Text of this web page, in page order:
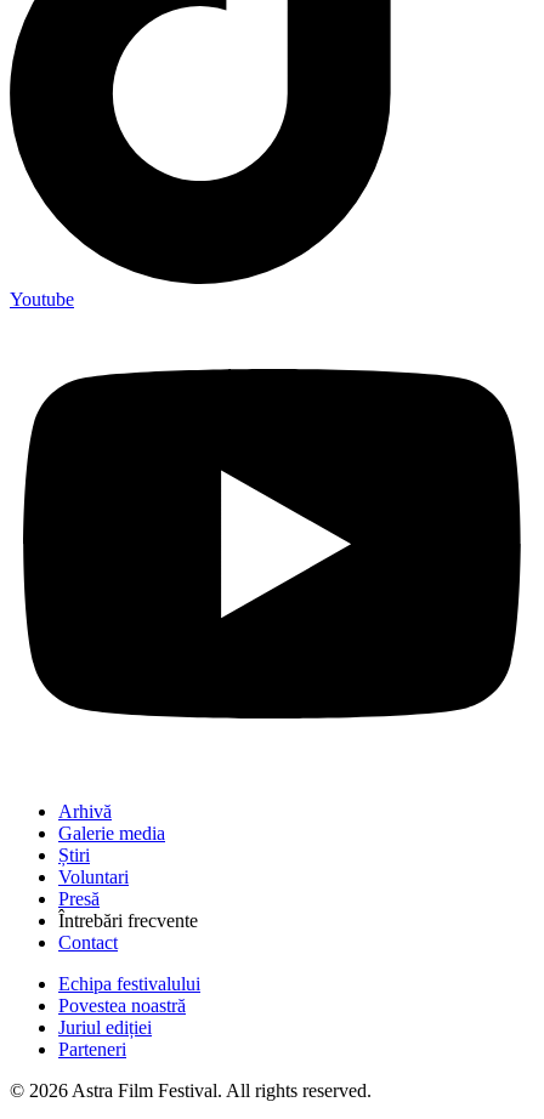
Youtube
Arhivă
Galerie media
Știri
Voluntari
Presă
Întrebări frecvente
Contact
Echipa festivalului
Povestea noastră
Juriul ediției
Parteneri
© 2026 Astra Film Festival. All rights reserved.